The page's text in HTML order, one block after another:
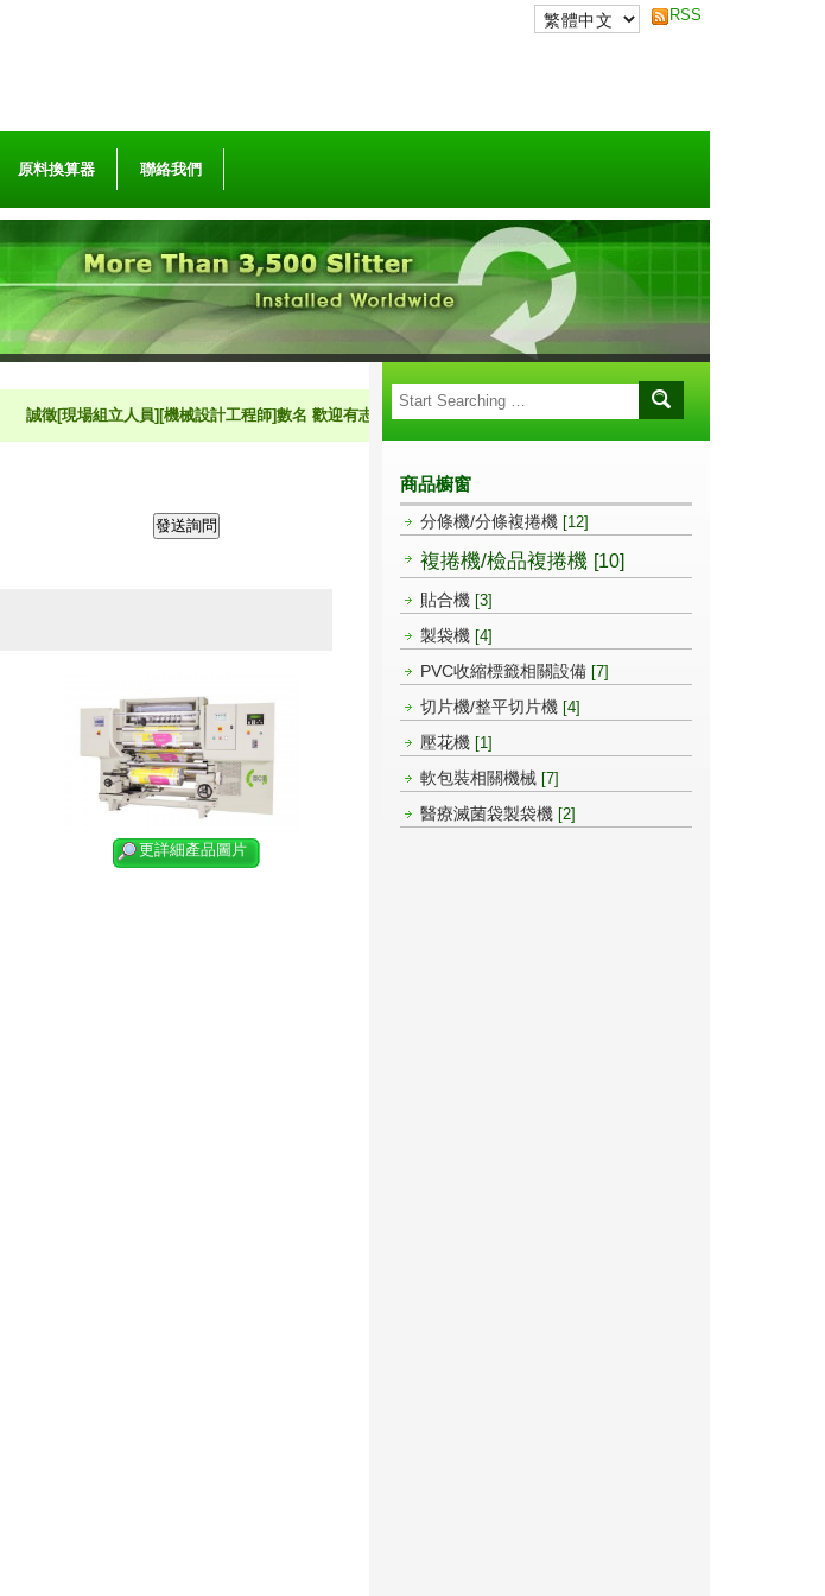
RSS
原料換算器 聯絡我們
商品櫥窗
分條機/分條複捲機 [12]
複捲機/檢品複捲機 [10]
貼合機 [3]
製袋機 [4]
PVC收縮標籤相關設備 [7]
切片機/整平切片機 [4]
壓花機 [1]
軟包裝相關機械 [7]
醫療滅菌袋製袋機 [2]
誠徵[現場組立人員][機械設計工程師]數名 歡迎有志青年加入華周的行列 意者請先傳履歷至alan@hci-tw.com.tw
更詳細產品圖片